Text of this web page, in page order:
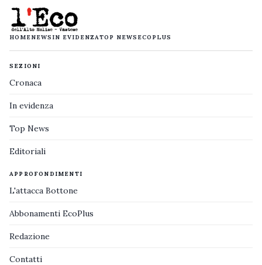
HOMENEWS IN EVIDENZATOP NEWS ECOPLUS
SEZIONI
Cronaca
In evidenza
Top News
Editoriali
APPROFONDIMENTI
L'attacca Bottone
Abbonamenti EcoPlus
Redazione
Contatti